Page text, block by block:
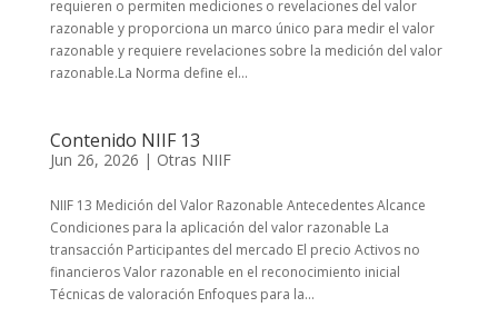
requieren o permiten mediciones o revelaciones del valor
razonable y proporciona un marco único para medir el valor
razonable y requiere revelaciones sobre la medición del valor
razonable.La Norma define el...
Contenido NIIF 13
Jun 26, 2026 | Otras NIIF
NIIF 13 Medición del Valor Razonable Antecedentes Alcance
Condiciones para la aplicación del valor razonable La
transacción Participantes del mercado El precio Activos no
financieros Valor razonable en el reconocimiento inicial
Técnicas de valoración Enfoques para la...